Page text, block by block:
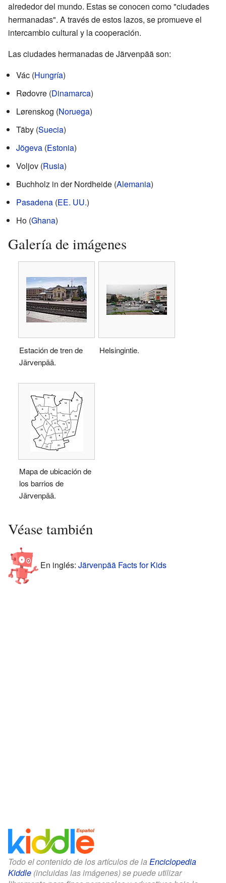
alrededor del mundo. Estas se conocen como "ciudades
hermanadas". A través de estos lazos, se promueve el
intercambio cultural y la cooperación.
Las ciudades hermanadas de Järvenpää son:
Vác (Hungría)
Rødovre (Dinamarca)
Lørenskog (Noruega)
Täby (Suecia)
Jõgeva (Estonia)
Voljov (Rusia)
Buchholz in der Nordheide (Alemania)
Pasadena (EE. UU.)
Ho (Ghana)
Galería de imágenes
Estación de tren de
Järvenpää.
Helsingintie.
Mapa de ubicación de
los barrios de
Järvenpää.
Véase también
En inglés: Järvenpää Facts for Kids
Todo el contenido de los artículos de la Enciclopedia
Kiddle (incluidas las imágenes) se puede utilizar